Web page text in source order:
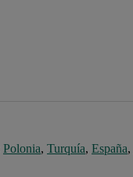
Polonia, Turquía, España,